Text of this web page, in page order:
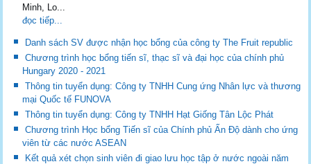
Minh, Lo...
đọc tiếp...
Danh sách SV được nhận học bổng của công ty The Fruit republic
Chương trình học bổng tiến sĩ, thạc sĩ và đại học của chính phủ
Hungary 2020 - 2021
Thông tin tuyển dụng: Công ty TNHH Cung ứng Nhân lực và thương
mại Quốc tế FUNOVA
Thông tin tuyển dụng: Công ty TNHH Hạt Giống Tân Lộc Phát
Chương trình Học bổng Tiến sĩ của Chính phủ Ấn Độ dành cho ứng
viên từ các nước ASEAN
Kết quả xét chọn sinh viên đi giao lưu học tập ở nước ngoài năm